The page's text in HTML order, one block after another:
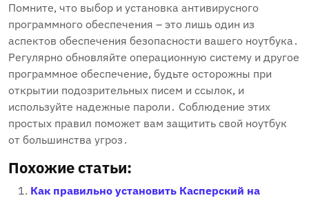
Помните‚ что выбор и установка антивирусного
программного обеспечения – это лишь один из
аспектов обеспечения безопасности вашего ноутбука․
Регулярно обновляйте операционную систему и другое
программное обеспечение‚ будьте осторожны при
открытии подозрительных писем и ссылок‚ и
используйте надежные пароли․ Соблюдение этих
простых правил поможет вам защитить свой ноутбук
от большинства угроз․
Похожие статьи:
Как правильно установить Касперский на